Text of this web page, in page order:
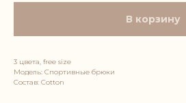
В корзину
3 цвета, free size
Модель: Спортивные брюки
Состав: Cotton